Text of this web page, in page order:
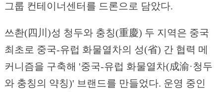
그룹 컨테이너센터를 드론으로 담았다.
쓰촨(四川)성 청두와 충칭(重慶) 두 지역은 중국
최초로 중국-유럽 화물열차의 성(省) 간 협력 메
커니즘을 구축해 '중국-유럽 화물열차(成渝·청두
와 충칭의 약칭)' 브랜드를 만들었다. 운영 중인